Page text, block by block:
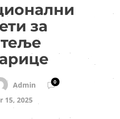
за
Admin 0
15, 2025